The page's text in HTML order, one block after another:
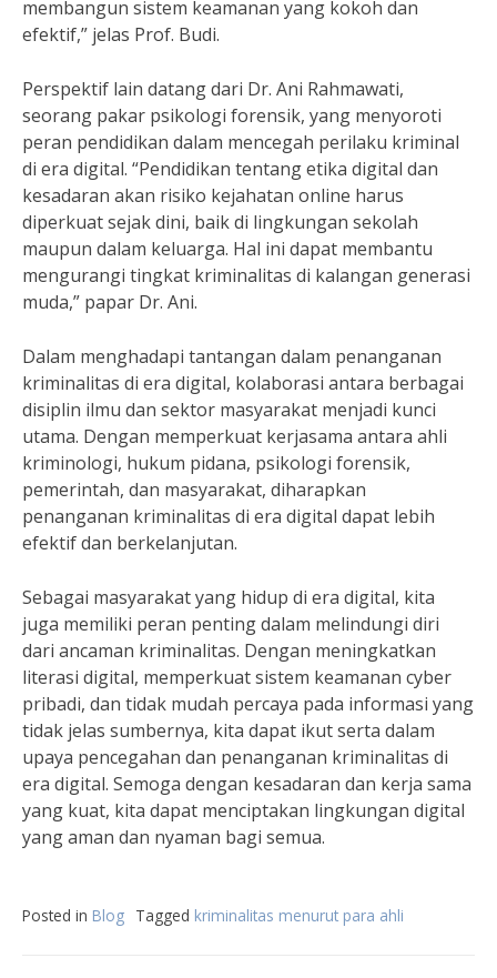
membangun sistem keamanan yang kokoh dan
efektif,” jelas Prof. Budi.
Perspektif lain datang dari Dr. Ani Rahmawati,
seorang pakar psikologi forensik, yang menyoroti
peran pendidikan dalam mencegah perilaku kriminal
di era digital. “Pendidikan tentang etika digital dan
kesadaran akan risiko kejahatan online harus
diperkuat sejak dini, baik di lingkungan sekolah
maupun dalam keluarga. Hal ini dapat membantu
mengurangi tingkat kriminalitas di kalangan generasi
muda,” papar Dr. Ani.
Dalam menghadapi tantangan dalam penanganan
kriminalitas di era digital, kolaborasi antara berbagai
disiplin ilmu dan sektor masyarakat menjadi kunci
utama. Dengan memperkuat kerjasama antara ahli
kriminologi, hukum pidana, psikologi forensik,
pemerintah, dan masyarakat, diharapkan
penanganan kriminalitas di era digital dapat lebih
efektif dan berkelanjutan.
Sebagai masyarakat yang hidup di era digital, kita
juga memiliki peran penting dalam melindungi diri
dari ancaman kriminalitas. Dengan meningkatkan
literasi digital, memperkuat sistem keamanan cyber
pribadi, dan tidak mudah percaya pada informasi yang
tidak jelas sumbernya, kita dapat ikut serta dalam
upaya pencegahan dan penanganan kriminalitas di
era digital. Semoga dengan kesadaran dan kerja sama
yang kuat, kita dapat menciptakan lingkungan digital
yang aman dan nyaman bagi semua.
Posted in Blog Tagged kriminalitas menurut para ahli